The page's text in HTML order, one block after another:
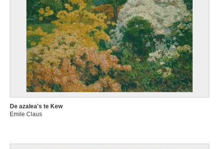
De azalea's te Kew
Emile Claus